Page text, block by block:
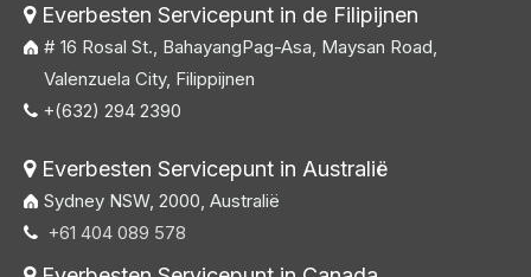
Everbesten Servicepunt in de Filipijnen
# 16 Rosal St., BahayangPag-Asa, Maysan Road,
Valenzuela City, Filippijnen
 +(632) 294 2390
Everbesten Servicepunt in Australië
Sydney NSW, 2000, Australië
 +61 404 089 578